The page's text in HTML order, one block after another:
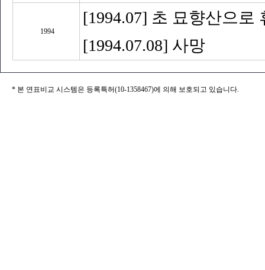
1994
[1994.07] 초 묘향산으로
[1994.07.08] 사망
* 본 연표비교 시스템은 등록특허(10-1358467)에 의해 보호되고 있습니다.